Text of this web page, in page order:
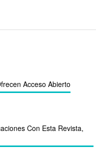
Acceso Abierto
Con Esta Revista,